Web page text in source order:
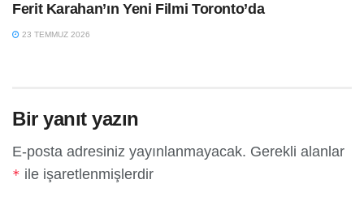
Ferit Karahan’ın Yeni Filmi Toronto’da
23 TEMMUZ 2026
Bir yanıt yazın
E-posta adresiniz yayınlanmayacak. Gerekli alanlar
* ile işaretlenmişlerdir